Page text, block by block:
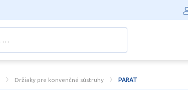
Držiaky pre konvenčné sústruhy PARAT